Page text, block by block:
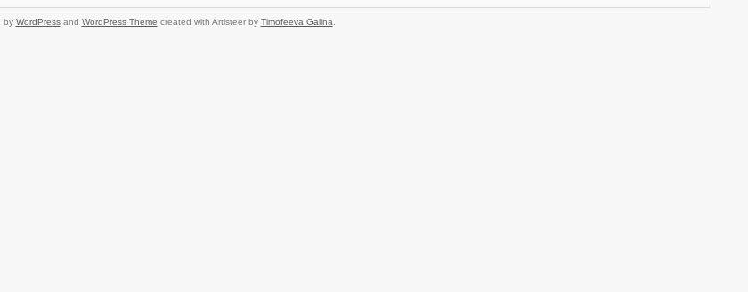
by WordPressand WordPress Theme created with Artisteer by Timofeeva Galina